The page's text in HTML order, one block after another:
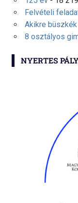
Felvételi
Akikre
8 osztályos
NYERTES